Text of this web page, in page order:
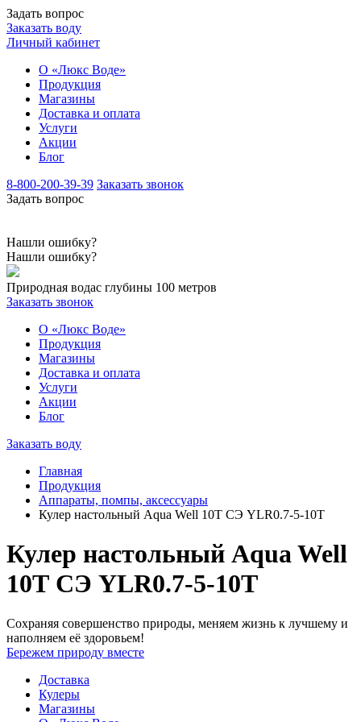
Задать вопрос
Заказать воду
Личный кабинет
О «Люкс Воде»
Продукция
Магазины
Доставка и оплата
Услуги
Акции
Блог
8-800-200-39-39 Заказать звонок
Задать вопрос
Нашли ошибку?
Нашли ошибку?
Природная водас глубины 100 метров
Заказать звонок
О «Люкс Воде»
Продукция
Магазины
Доставка и оплата
Услуги
Акции
Блог
Заказать воду
Главная
Продукция
Аппараты, помпы, аксессуары
Кулер настольный Aqua Well 10Т СЭ YLR0.7-5-10T
Кулер настольный Aqua Well
10Т СЭ YLR0.7-5-10T
Сохраняя совершенство природы, меняем жизнь к лучшему и
наполняем её здоровьем!
Бережем природу вместе
Доставка
Кулеры
Магазины